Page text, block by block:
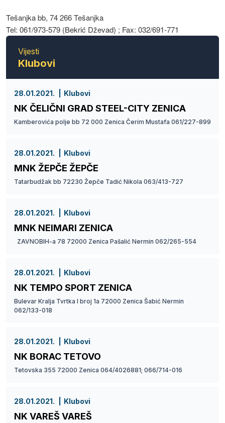
Tešanjka bb, 74 266 Tešanjka
Tel: 061/973-579 (Bekrić Dževad) ; Fax: 032/691-771
Vijesti
Klubovi
28.01.2021. Klubovi
NK ČELIČNI GRAD STEEL-CITY ZENICA
Kamberovića polje bb 72 000 Zenica Čerim Mustafa 061/227-899
28.01.2021. Klubovi
MNK ŽEPČE ŽEPČE
Tatarbudžak bb 72230 Žepče Tadić Nikola 063/413-727
28.01.2021. Klubovi
MNK NEIMARI ZENICA
ZAVNOBIH-a 78 72000 Zenica Pašalić Nermin 062/265-554
28.01.2021. Klubovi
NK TEMPO SPORT ZENICA
Bulevar Kralja Tvrtka I broj 1a 72000 Zenica Šabić Nermin
062/133-018
28.01.2021. Klubovi
NK BORAC TETOVO
Tetovska 355 72000 Zenica 064/4026881; 066/714-016
28.01.2021. Klubovi
NK VAREŠ VAREŠ